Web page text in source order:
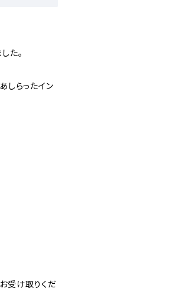
た。
しらったイン
受け取りくだ